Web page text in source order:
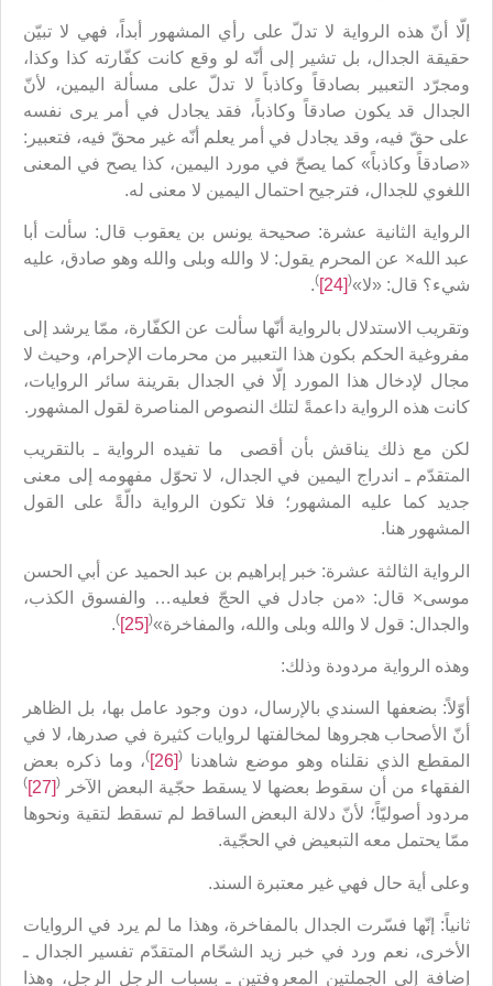
إلّا أنّ هذه الرواية لا تدلّ على رأي المشهور أبداً، فهي لا تبيّن
حقيقة الجدال، بل تشير إلى أنّه لو وقع كانت كفّارته كذا وكذا،
ومجرّد التعبير بصادقاً وكاذباً لا تدلّ على مسألة اليمين، لأنّ
الجدال قد يكون صادقاً وكاذباً، فقد يجادل في أمر يرى نفسه
على حقّ فيه، وقد يجادل في أمر يعلم أنّه غير محقّ فيه، فتعبير:
«صادقاً وكاذباً» كما يصحّ في مورد اليمين، كذا يصح في المعنى
اللغوي للجدال، فترجيح احتمال اليمين لا معنى له.
الرواية الثانية عشرة: صحيحة يونس بن يعقوب قال: سألت أبا
عبد الله× عن المحرم يقول: لا والله وبلى والله وهو صادق، عليه
شيء؟ قال: «لا»(
)
.
وتقريب الاستدلال بالرواية أنّها سألت عن الكفّارة، ممّا يرشد إلى
مفروغية الحكم بكون هذا التعبير من محرمات الإحرام، وحيث لا
مجال لإدخال هذا المورد إلّا في الجدال بقرينة سائر الروايات،
كانت هذه الرواية داعمةً لتلك النصوص المناصرة لقول المشهور.
لكن مع ذلك يناقش بأن أقصى ما تفيده الرواية ـ بالتقريب
المتقدّم ـ اندراج اليمين في الجدال، لا تحوّل مفهومه إلى معنى
جديد كما عليه المشهور؛ فلا تكون الرواية دالّةً على القول
المشهور هنا.
الرواية الثالثة عشرة: خبر إبراهيم بن عبد الحميد عن أبي الحسن
موسى× قال: «من جادل في الحجّ فعليه… والفسوق الكذب،
والجدال: قول لا والله وبلى والله، والمفاخرة»(
[25]
)
.
وهذه الرواية مردودة وذلك:
أوّلاً: بضعفها السندي بالإرسال، دون وجود عامل بها، بل الظاهر
أنّ الأصحاب هجروها لمخالفتها لروايات كثيرة في صدرها، لا في
المقطع الذي نقلناه وهو موضع شاهدنا (
[26]
)، وما ذكره بعض
الفقهاء من أن سقوط بعضها لا يسقط حجّية البعض الآخر
(
[27]
)
مردود أصوليّاً؛ لأنّ دلالة البعض الساقط لم تسقط لتقية ونحوها
ممّا يحتمل معه التبعيض في الحجّية.
وعلى أية حال فهي غير معتبرة السند.
ثانياً: إنّها فسّرت الجدال بالمفاخرة، وهذا ما لم يرد في الروايات
الأخرى، نعم ورد في خبر زيد الشحّام المتقدّم تفسير الجدال ـ
إضافة إلى الجملتين المعروفتين ـ بسباب الرجل الرجل، وهذا